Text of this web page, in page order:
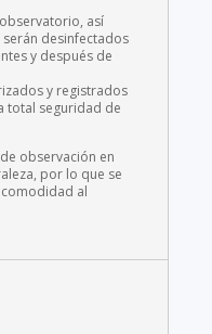
así
desinfectados
y después de
y registrados
total seguridad de
observación en
por lo que se
al